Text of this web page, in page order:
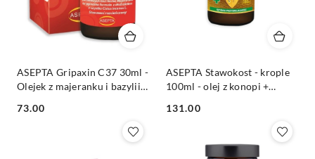
ASEPTA Gripaxin C37 30ml -
Olejek z majeranku i bazylii +
Cena:
73.00
ASEPTA Stawokost - krople
100ml - olej z konopi +
jagód jałowca
Cena:
131.00